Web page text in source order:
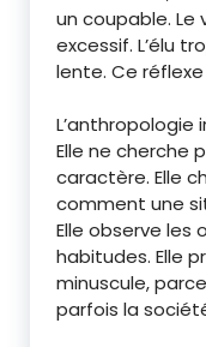
un coupable. Le
excessif. L’élu
lente. Ce
Elle ne cherche
caractère. Elle
comment une
Elle observe les
habitudes. Elle
minuscule,
parfois la